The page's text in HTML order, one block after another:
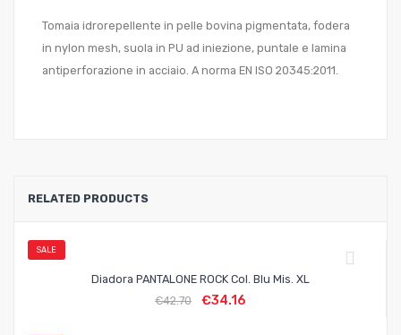
Tomaia idrorepellente in pelle bovina pigmentata, fodera
in nylon mesh, suola in PU ad iniezione, puntale e lamina
antiperforazione in acciaio. A norma EN ISO 20345:2011.
RELATED PRODUCTS
SALE
Diadora PANTALONE ROCK Col. Blu Mis. XL
€42.70 €34.16